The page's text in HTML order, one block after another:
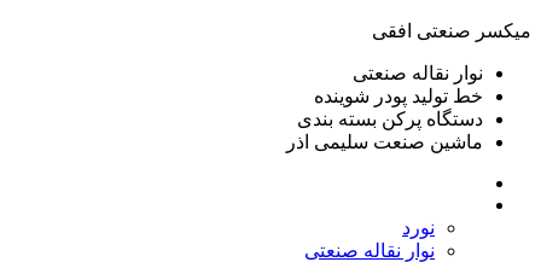
ميكسر صنعتی افقی
نوار نقاله صنعتی
خط تولید پودر شوينده
دستگاه پرکن بسته بندی
ماشين صنعت سليمی اذر
نورد
نوار نقاله صنعتی